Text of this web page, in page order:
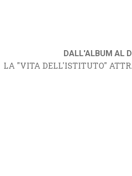
DALL'ALBUM AL
LA "VITA DELL'ISTITUTO"